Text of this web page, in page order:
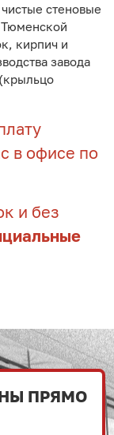
стеновые
Тюменской
кирпич и
завода
в офисе по
и без
ПРЯМО